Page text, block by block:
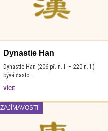
Dynastie Han
Dynastie Han (206 př. n. l. – 220 n. l.)
bývá často...
VÍCE
ZAJÍMAVOSTI